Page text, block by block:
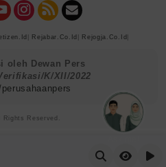
Rejabar.co.id Rejogja.co.id
oleh Dewan Pers
K/XII/2022
Rights Reserved.